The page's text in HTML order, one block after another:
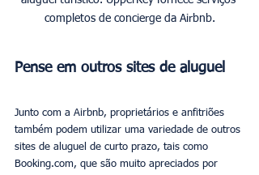
completos de concierge da Airbnb.
Pense em outros sites de aluguel
Junto com a Airbnb, proprietários e anfitriões
também podem utilizar uma variedade de outros
sites de aluguel de curto prazo, tais como
Booking.com, que são muito apreciados por